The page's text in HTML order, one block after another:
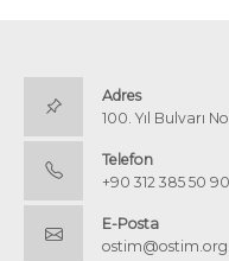
Adres
100. Yıl Bulvarı
Telefon
+90 312 385 50 90
E-Posta